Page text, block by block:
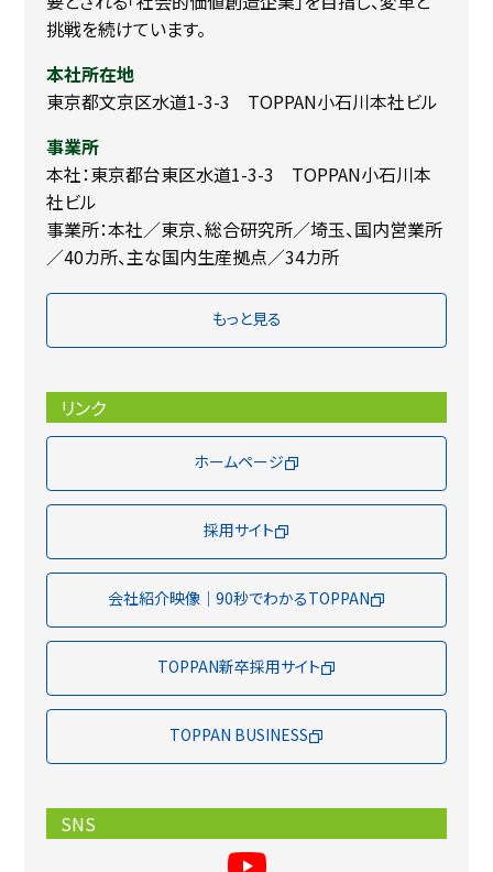
挑戦を続けています。
本社所在地
東京都文京区水道1-3-3 TOPPAN小石川本社ビル
事業所
本社：東京都台東区水道1-3-3 TOPPAN小石川本
社ビル
事業所：本社／東京、総合研究所／埼玉、国内営業所
／40カ所、主な国内生産拠点／34カ所
もっと見る
リンク
ホームページ
採用サイト
会社紹介映像｜90秒でわかるTOPPAN
TOPPAN新卒採用サイト
TOPPAN BUSINESS
SNS